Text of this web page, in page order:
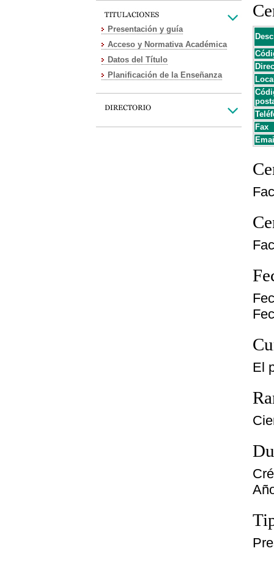
Presentación y guía
Acceso y Normativa Académica
Datos del Título
Planificación de la Enseñanza
Fax
El